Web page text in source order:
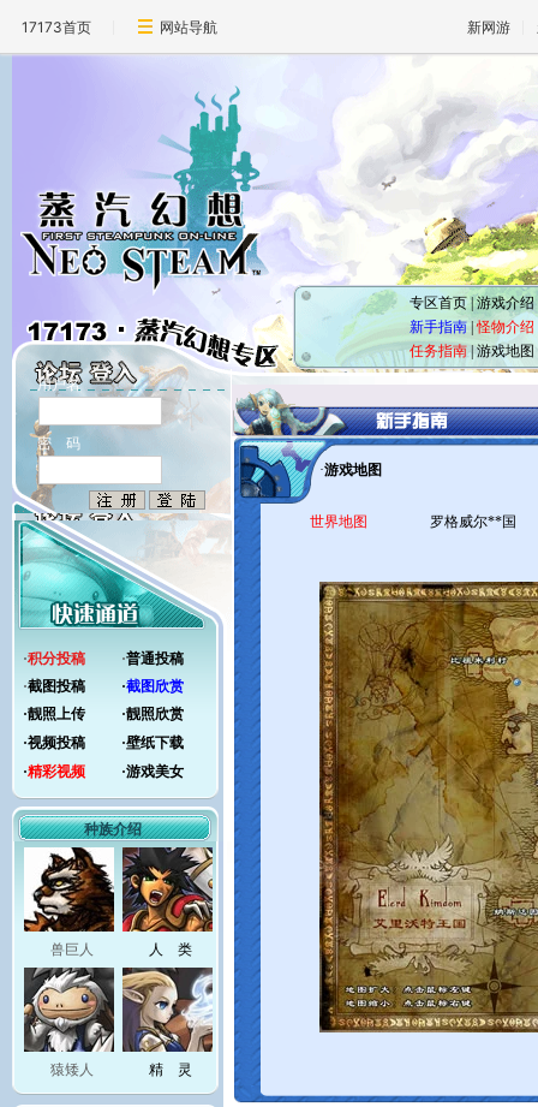
17173首页 网站导航 新网游
专区首页| 游戏介绍
新手指南 |怪物介绍
任务指南|游戏地图
用户名
密 码
·积分投稿 ·普通投稿
·截图投稿 ·截图欣赏
·靓照上传 ·靓照欣赏
·视频投稿 ·壁纸下载
·精彩视频 ·游戏美女
种族介绍
兽巨人 人 类
猿矮人 精 灵
·游戏地图
世界地图 罗格威尔**国